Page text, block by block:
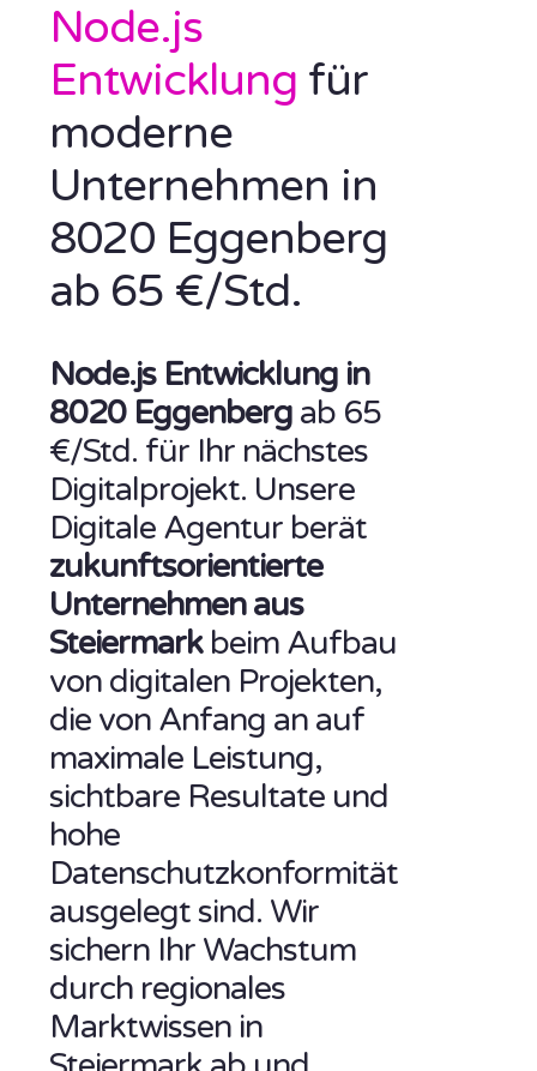
Node.js
Entwicklung für
moderne
Unternehmen in
8020 Eggenberg
ab 65 €/Std.
Node.js Entwicklung in
8020 Eggenberg ab 65
€/Std. für Ihr nächstes
Digitalprojekt. Unsere
Digitale Agentur berät
zukunftsorientierte
Unternehmen aus
Steiermarkbeim Aufbau
von digitalen Projekten,
die von Anfang an auf
maximale Leistung,
sichtbare Resultate und
hohe
Datenschutzkonformität
ausgelegt sind. Wir
sichern Ihr Wachstum
durch regionales
Marktwissen in